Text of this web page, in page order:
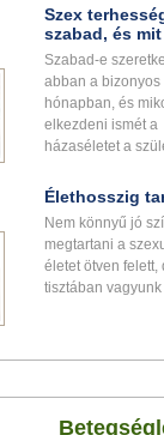
Szex
szabad, és
Szabad-e
abban a bizonyos
hónapban, és
elkezdeni ismét a
házaséletet a
Élethosszig
Nem könnyű jó
megtartani a
életet ötven felett,
tisztában vagyunk